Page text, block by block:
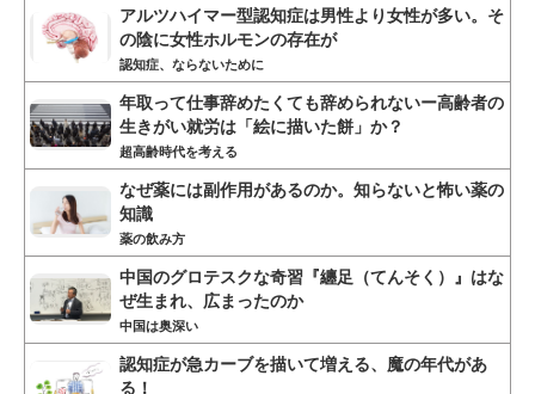
アルツハイマー型認知症は男性より女性が多い。そ
の陰に女性ホルモンの存在が
認知症、ならないために
年取って仕事辞めたくても辞められないー高齢者の
生きがい就労は「絵に描いた餅」か？
超高齢時代を考える
なぜ薬には副作用があるのか。知らないと怖い薬の
知識
薬の飲み方
中国のグロテスクな奇習『纏足（てんそく）』はな
ぜ生まれ、広まったのか
中国は奥深い
認知症が急カーブを描いて増える、魔の年代があ
る！